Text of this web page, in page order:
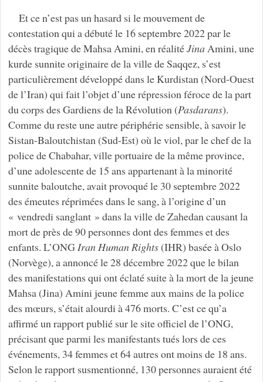
Et ce n’est pas un hasard si le mouvement de
contestation qui a débuté le 16 septembre 2022 par le
décès tragique de Mahsa Amini, en réalitéJinaAmini, une
kurde sunnite originaire de la ville de Saqqez, s’est
particulièrement développé dans le Kurdistan (Nord-Ouest
de l’Iran) qui fait l’objet d’une répression féroce de la part
du corps des Gardiens de la Révolution (Pasdarans).
Comme du reste une autre périphérie sensible, à savoir le
Sistan-Baloutchistan (Sud-Est) où le viol, par le chef de la
police de Chabahar, ville portuaire de la même province,
d’une adolescente de 15 ans appartenant à la minorité
sunnite baloutche, avait provoqué le 30 septembre 2022
des émeutes réprimées dans le sang, à l’origine d’un
« vendredi sanglant » dans la ville de Zahedan causant la
mort de près de 90 personnes dont des femmes et des
enfants. L’ONGIran Human Rights(IHR) basée à Oslo
(Norvège), a annoncé le 28 décembre 2022 que le bilan
des manifestations qui ont éclaté suite à la mort de la jeune
Mahsa (Jina) Amini jeune femme aux mains de la police
des mœurs, s’était alourdi à 476 morts. C’est ce qu’a
affirmé un rapport publié sur le site officiel de l’ONG,
précisant que parmi les manifestants tués lors de ces
événements, 34 femmes et 64 autres ont moins de 18 ans.
Selon le rapport susmentionné, 130 personnes auraient été